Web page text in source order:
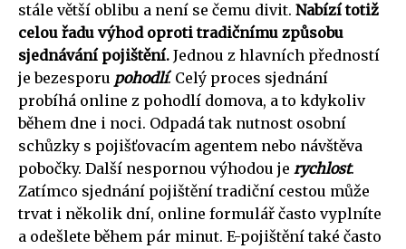
stále větší oblibu a není se čemu divit. Nabízí totiž
celou řadu výhod oproti tradičnímu způsobu
sjednávání pojištění. Jednou z hlavních předností
je bezesporu pohodlí. Celý proces sjednání
probíhá online z pohodlí domova, a to kdykoliv
během dne i noci. Odpadá tak nutnost osobní
schůzky s pojišťovacím agentem nebo návštěva
pobočky. Další nespornou výhodou je rychlost.
Zatímco sjednání pojištění tradiční cestou může
trvat i několik dní, online formulář často vyplníte
a odešlete během pár minut. E-pojištění také často